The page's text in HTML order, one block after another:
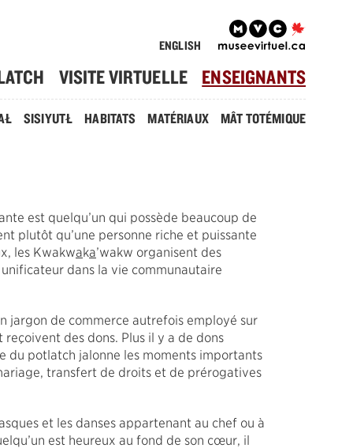
ENGLISH
VISITE VIRTUELLE ENSEIGNANTS
SISIYUTŁ HABITATS MATÉRIAUX MÂT TOTÉMIQUE
est quelqu’un qui possède beaucoup de
plutôt qu’une personne riche et puissante
les Kwakwaka’wakw organisent des
dans la vie communautaire
jargon de commerce autrefois employé sur
des dons. Plus il y a de dons
du potlatch jalonne les moments importants
transfert de droits et de prérogatives
et les danses appartenant au chef ou à
est heureux au fond de son cœur, il